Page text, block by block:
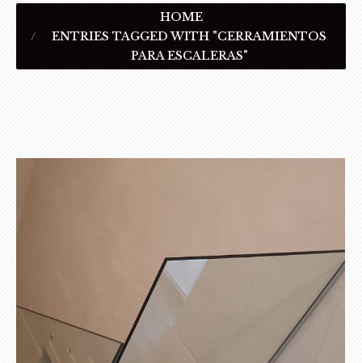
You are here:
HOME
ENTRIES TAGGED WITH "CERRAMIENTOS
PARA ESCALERAS"